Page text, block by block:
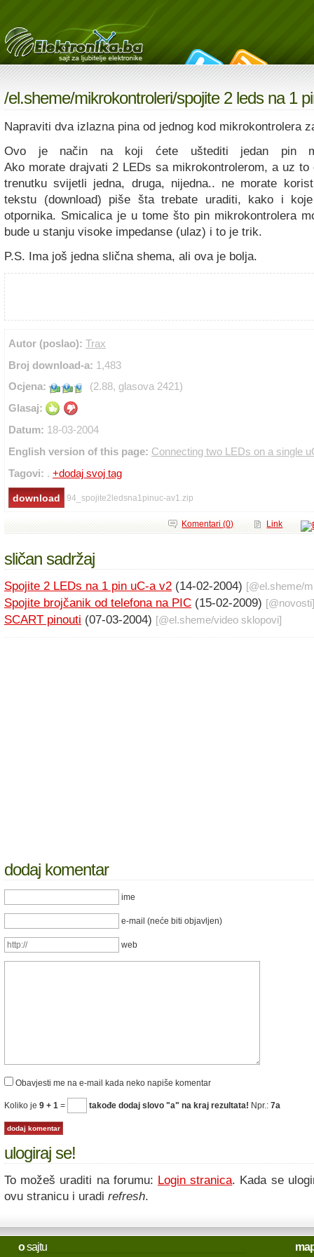
/el.sheme/mikrokontroleri/spojite 2 leds na 1
Napraviti dva izlazna pina od jednog kod mikrokontrolera
Ovo je način na koji ćete uštediti jedan pin
Ako morate drajvati 2 LEDs sa mikrokontrolerom, a uz to
trenutku svijetli jedna, druga, nijedna.. ne morate
tekstu (download) piše šta trebate uraditi, kako i
otpornika. Smicalica je u tome što pin mikrokontrolera
bude u stanju visoke impedanse (ulaz) i to je trik.
P.S. Ima još jedna slična shema, ali ova je bolja.
Autor (poslao): Trax
Broj download-a: 1,483
Ocjena:
(2.88, glasova 2421)
Glasaj:
Datum: 18-03-2004
English version of this page: Connecting two LEDs on a single
Tagovi: . +dodaj svoj tag
94_spojite2ledsna1pinuc-av1.zip
Link
Komentari (0)
sličan sadržaj
Spojite 2 LEDs na 1 pin uC-a v2 (14-02-2004) [@el.sheme/
Spojite brojčanik od telefona na PIC (15-02-2009) [@novosti]
SCART pinouti (07-03-2004) [@el.sheme/video sklopovi]
dodaj komentar
ime
e-mail (neće biti objavljen)
web
Obavjesti me na e-mail kada neko napiše komentar
Koliko je 9 + 1 = takođe dodaj slovo "a" na kraj rezultata! Npr.: 7a
ulogiraj se!
To možeš uraditi na forumu: Login stranica. Kada se
ovu stranicu i uradi refresh.
osajtu